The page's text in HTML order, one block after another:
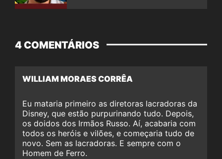
4 COMENTÁRIOS
WILLIAM MORAES CORRÊA
Eu mataria primeiro as diretoras lacradoras da
Disney, que estão purpurinando tudo. Depois,
os doidos dos Irmãos Russo. Aí, acabaria com
todos os heróis e vilões, e começaria tudo de
novo. Sem as lacradoras. E sempre com o
Homem de Ferro.